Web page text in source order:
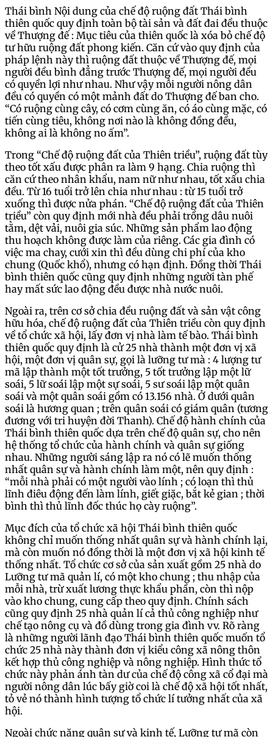
Thái bình Nội dung của chế độ ruộng đất Thái bình
thiên quốc quy định toàn bộ tài sản và đất đai đều thuộc
về Thượng đế : Mục tiêu của thiên quốc là xóa bỏ chế độ
tư hữu ruộng đất phong kiến. Căn cứ vào quy định của
pháp lệnh này thì ruộng đất thuộc về Thượng đế, mọi
người đều bình đẳng trước Thượng đế, mọi người đều
có quyền lợi như nhau. Như vậy mỗi người nông dân
đều có quyền có một mảnh đất do Thượng đế ban cho.
“Có ruộng cùng cây, có cơm cùng ăn, có áo cùng mặc, có
tiến cùng tiêu, không nơi nào là không đồng đều,
không ai là không no ấm”.
Trong “Chế độ ruộng đất của Thiên triều”, ruộng đất tùy
theo tốt xấu được phân ra làm 9 hạng. Chia ruộng thì
căn cứ theo nhân khẩu, nam nữ như nhau, tốt xấu chia
đều. Từ 16 tuổi trở lên chia như nhau : từ 15 tuổi trở
xuống thì được nửa phán. “Chế độ ruộng đất của Thiên
triều” còn quy định mới nhà đều phải trồng dâu nuôi
tằm, dệt vải, nuôi gia súc. Những sản phẩm lao động
thu hoạch không được làm của riêng. Các gia đình có
việc ma chay, cưới xin thì đều dùng chi phí của kho
chung (Quốc khổ), nhưng có hạn định. Đồng thời Thái
bình thiên quốc cũng quy định những người tàn phế
hay mất sức lao động đều được nhà nước nuôi.
Ngoài ra, trên cơ sở chia đều ruộng đất và sản vật công
hữu hóa, chế độ ruộng đất của Thiên triều còn quy định
về tổ chức xã hội, lấy đơn vị nhà làm tế bào. Thái bình
thiên quốc quy định là cử 25 nhà thành một đơn vị xã
hội, một đơn vị quân sự, gọi là lưỡng tư mà : 4 lượng tư
mã lập thành một tốt trưởng, 5 tốt trưởng lập một lữ
soái, 5 lữ soái lập một sự soái, 5 sư soái lập một quân
soái và một quân soái gồm có 13.156 nhà. Ở dưới quân
soái là hương quan ; trên quân soái có giám quân (tương
đương với tri huyện đời Thanh). Chế độ hành chính của
Thái bình thiên quốc dựa trên chế độ quân sự, cho nên
hệ thống tổ chức của hành chính và quân sự giống
nhau. Những người sáng lập ra nó có lẽ muốn thống
nhất quân sự và hành chính làm một, nên quy định :
“mỗi nhà phải có một người vào lính ; có loạn thì thủ
lĩnh điêu động đến làm lính, giết giặc, bắt kẻ gian ; thời
bình thì thủ lĩnh đốc thúc họ cày ruộng”.
Mục đích của tổ chức xã hội Thái bình thiên quốc
không chỉ muốn thống nhất quân sự và hành chính lại,
mà còn muốn nó đồng thời là một đơn vị xã hội kinh tế
thống nhất. Tổ chức cơ sở của sản xuất gồm 25 nhà do
Lưỡng tư mã quản lí, có một kho chung ; thu nhập của
mỗi nhà, trừ xuất lương thực khẩu phần, còn thì nộp
vào kho chung, cung cấp theo quy định. Chính sách
cũng quy định 25 nhà quản lí cả thủ công nghiệp như
chế tạo nông cụ và đồ dùng trong gia đình vv. Rõ ràng
là những người lãnh đạo Thái bình thiên quốc muốn tổ
chức 25 nhà này thành đơn vị kiểu công xã nông thôn
kết hợp thủ công nghiệp và nông nghiệp. Hình thức tổ
chức này phản ánh tàn dư của chế độ công xã cổ đại mà
người nông dân lúc bấy giờ coi là chế độ xã hội tốt nhất,
tỏ vẻ nó thành hình tượng tổ chức lí tưởng nhất của xã
hội.
Ngoài chức năng quân sự và kinh tế, Lưỡng tư mã còn